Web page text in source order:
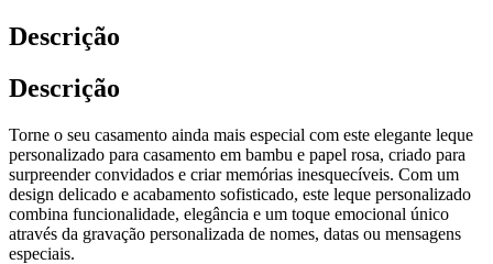
Descrição
Descrição
Torne o seu casamento ainda mais especial com este elegante leque
personalizado para casamento em bambu e papel rosa, criado para
surpreender convidados e criar memórias inesquecíveis. Com um
design delicado e acabamento sofisticado, este leque personalizado
combina funcionalidade, elegância e um toque emocional único
através da gravação personalizada de nomes, datas ou mensagens
especiais.